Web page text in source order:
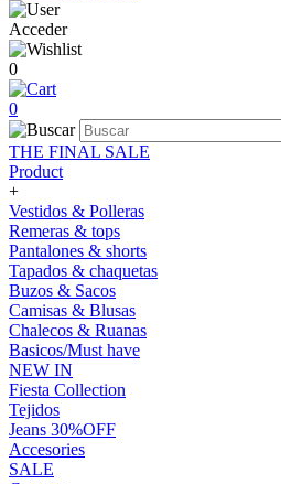
Acceder
0
0
THE FINAL SALE
Product
+
Vestidos & Polleras
Remeras & tops
Pantalones & shorts
Tapados & chaquetas
Buzos & Sacos
Camisas & Blusas
Chalecos & Ruanas
Basicos/Must have
NEW IN
Fiesta Collection
Tejidos
Jeans 30%OFF
Accesories
SALE